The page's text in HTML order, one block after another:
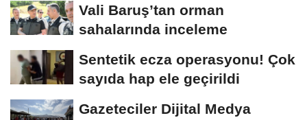
Vali Baruş’tan orman
sahalarında inceleme
Sentetik ecza operasyonu! Çok
sayıda hap ele geçirildi
Gazeteciler Dijital Medya